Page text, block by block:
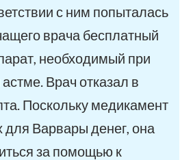
с ним попыталась
врача бесплатный
необходимый при
Врач отказал в
Поскольку медикамент
для Варвары денег, она
за помощью к